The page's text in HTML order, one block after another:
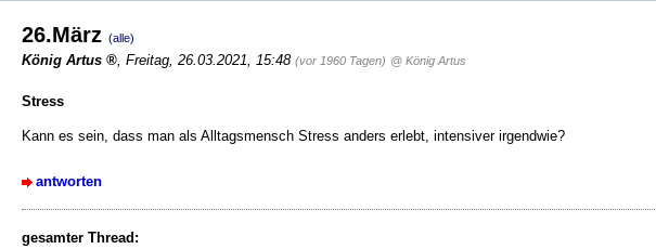
26.März (alle)
König Artus , Freitag, 26.03.2021, 15:48 (vor 1960 Tagen) @ König Artus
Stress
Kann es sein, dass man als Alltagsmensch Stress anders erlebt, intensiver irgendwie?
antworten
gesamter Thread: